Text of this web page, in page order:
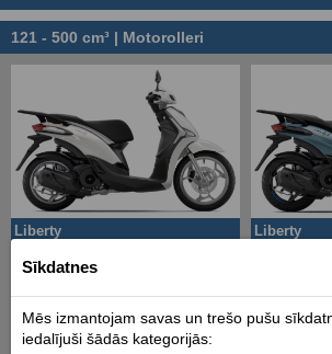
121 - 500 cm³ | Motorolleri
Liberty
Liberty
Sīkdatnes
Mēs izmantojam savas un trešo pušu
iedalījuši šādās kategorijās: